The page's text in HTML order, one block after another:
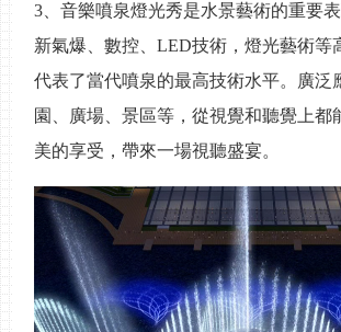
3、音樂噴泉燈光秀是水景藝術的重要
新氣爆、數控、LED技術，燈光藝術等
代表了當代噴泉的最高技術水平。廣泛
園、廣場、景區等，從視覺和聽覺上都
美的享受，帶來一場視聽盛宴。